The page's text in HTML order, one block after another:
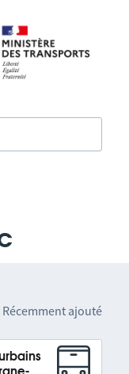
Récemment ajouté